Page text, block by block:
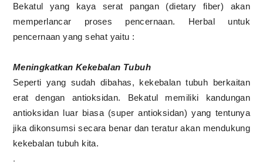
Bekatul yang kaya serat pangan (dietary fiber) akan
memperlancar proses pencernaan. Herbal untuk
pencernaan yang sehat yaitu :
Meningkatkan Kekebalan Tubuh
Seperti yang sudah dibahas, kekebalan tubuh berkaitan
erat dengan antioksidan. Bekatul memiliki kandungan
antioksidan luar biasa (super antioksidan) yang tentunya
jika dikonsumsi secara benar dan teratur akan mendukung
kekebalan tubuh kita.
.